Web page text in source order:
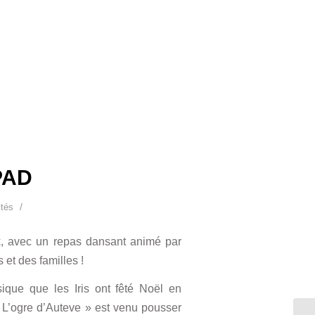
/
avec un repas dansant animé par
et des familles !
que les Iris ont fêté Noël en
d’Auteve » est venu pousser